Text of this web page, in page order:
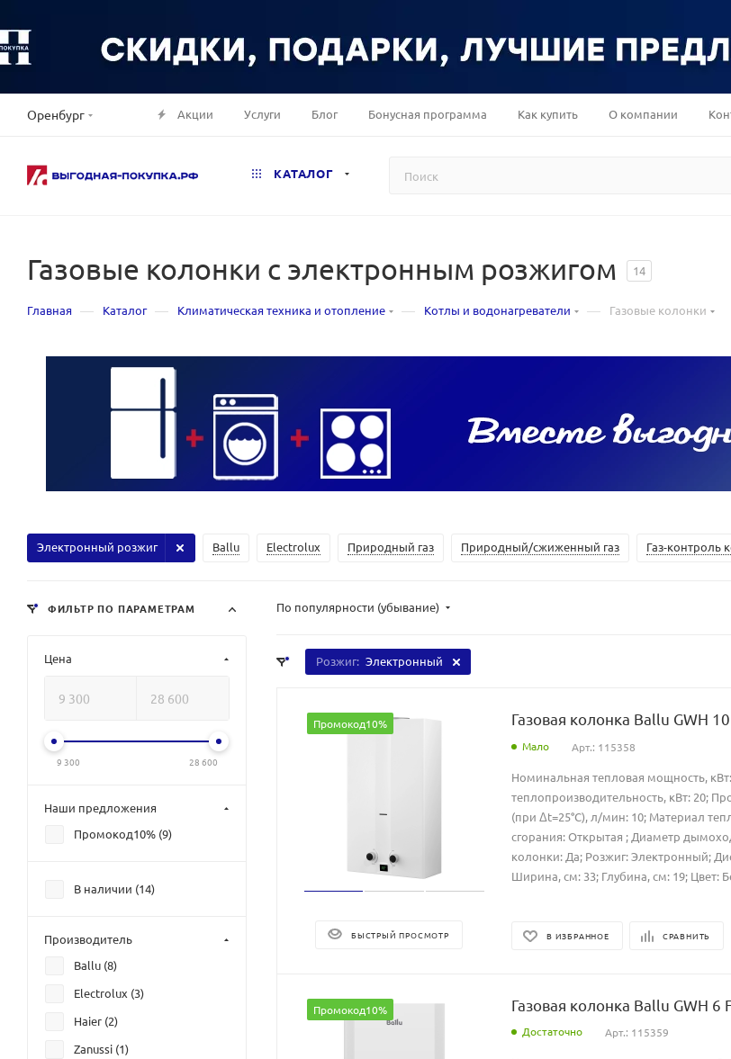
Оренбург Акции Услуги Блог Бонусная программа Как купить О компании
КАТАЛОГ
Газовые колонки с электронным розжигом 14
Главная — Каталог — Климатическая техника и отопление — Котлы и водонагреватели — Газовые колонки
Ballu Electrolux Природный газ Природный/сжиженный газ Газ-контроль
Электронный розжиг
По популярности (убывание)
Розжиг: Электронный
Промокод10%
БЫСТРЫЙ ПРОСМОТР
Газовая колонка Ballu GWH
Мало Арт.: 115358
Номинальная тепловая мощность,
теплопроизводительность, кВт: 20;
(при Δt=25°C), л/мин: 10; Материал
сгорания: Открытая ; Диаметр
колонки: Да; Розжиг: Электронный;
Ширина, см: 33; Глубина, см: 19; Цвет:
В ИЗБРАННОЕ СРАВНИТЬ
Промокод10% Газовая колонка Ballu GWH 6
Достаточно Арт.: 115359
ФИЛЬТР ПО ПАРАМЕТРАМ
Цена
9 300 28 600
Наши предложения
Промокод10% (9)
В наличии (14)
Производитель
Ballu (8)
Electrolux (3)
Haier (2)
Zanussi (1)